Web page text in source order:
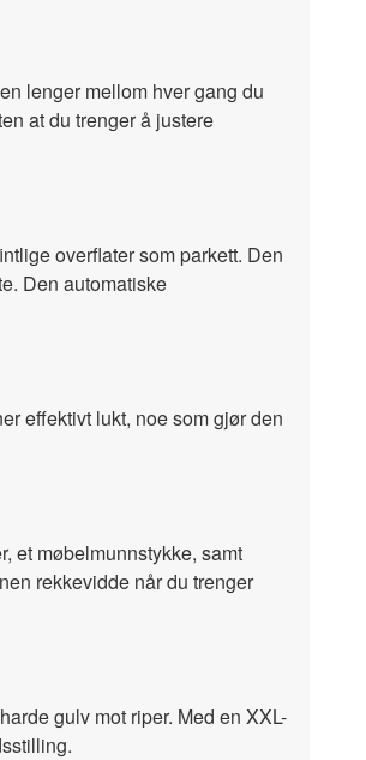
lenger mellom hver gang du
at du trenger å justere
overflater som parkett. Den
Den automatiske
effektivt lukt, noe som gjør den
et møbelmunnstykke, samt
rekkevidde når du trenger
gulv mot riper. Med en XXL-